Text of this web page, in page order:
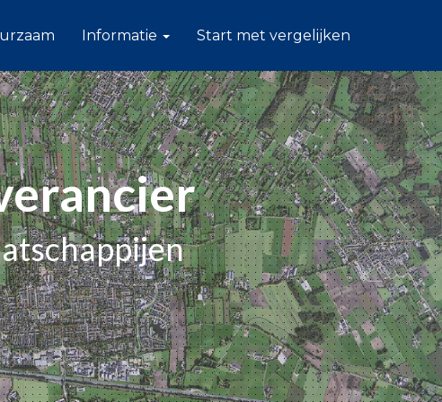
Informatie Start met vergelijken